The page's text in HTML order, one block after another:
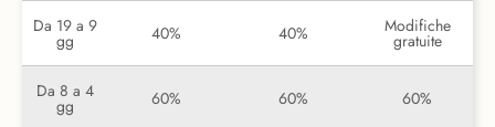
Da 19 a 9
gg 40% 40% Modifiche
gratuite
Da 8 a 4
gg 60% 60% 60%